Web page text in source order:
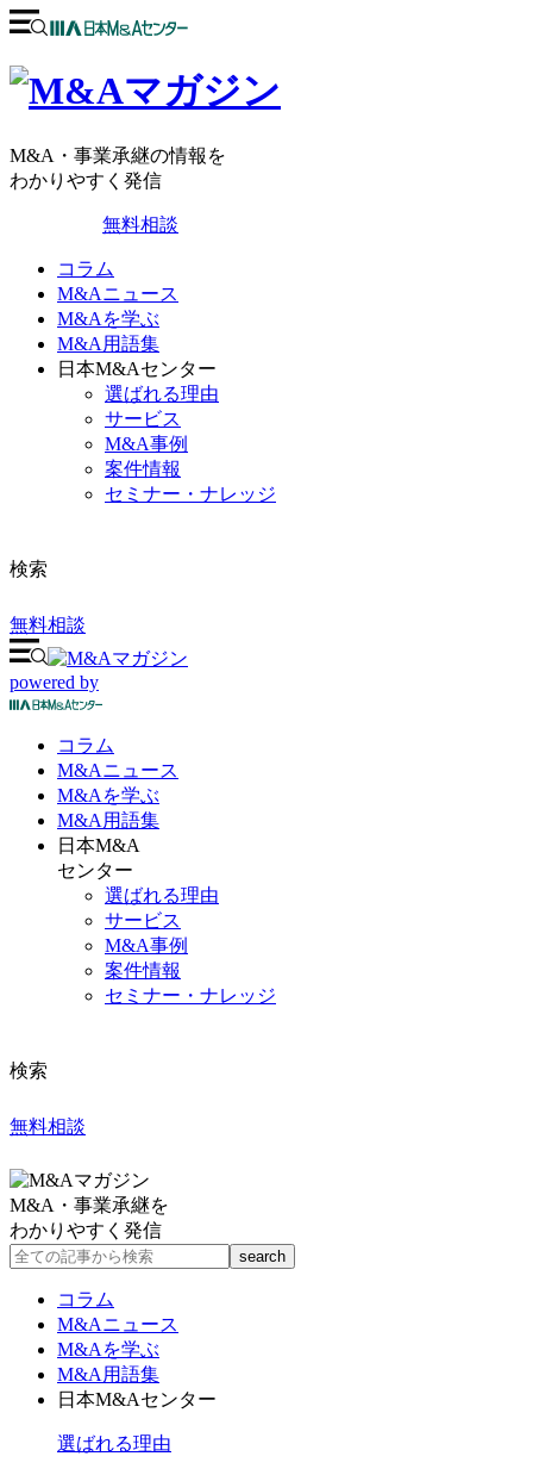
M&A・事業承継の情報を
わかりやすく発信
無料相談
コラム
M&Aニュース
M&Aを学ぶ
M&A用語集
日本M&Aセンター
選ばれる理由
サービス
M&A事例
案件情報
セミナー・ナレッジ
検索
無料相談
powered by
コラム
M&Aニュース
M&Aを学ぶ
M&A 用語集
日本M&A
センター
選ばれる理由
サービス
M&A事例
案件情報
セミナー・ナレッジ
検索
無料相談
M&A・事業承継を
わかりやすく発信
コラム
M&Aニュース
M&Aを学ぶ
M&A用語集
日本M&Aセンター
選ばれる理由